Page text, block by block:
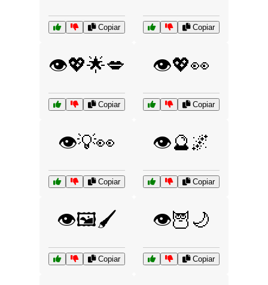
Copiar Copiar
👁️💖🌟💋
Copiar
👁️💖👀
Copiar
👁️💡👀
Copiar
👁️🔮🌌
Copiar
👁️🖼️🖌️
Copiar
👁️🦉🌙
Copiar